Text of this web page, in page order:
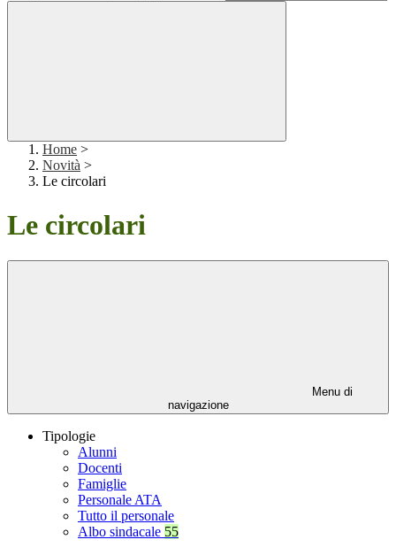
Home >
Novità >
Le circolari
Le circolari
Menu di
navigazione
Tipologie
Alunni
Docenti
Famiglie
Personale ATA
Tutto il personale
Albo sindacale 55